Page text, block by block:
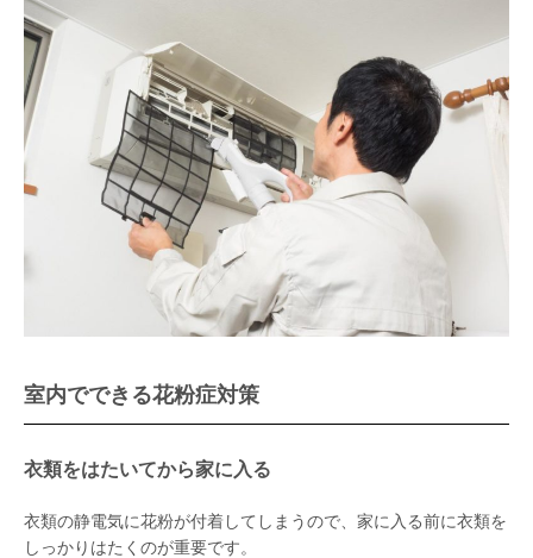
室内でできる花粉症対策
衣類をはたいてから家に入る
衣類の静電気に花粉が付着してしまうので、家に入る前に衣類を
しっかりはたくのが重要です。